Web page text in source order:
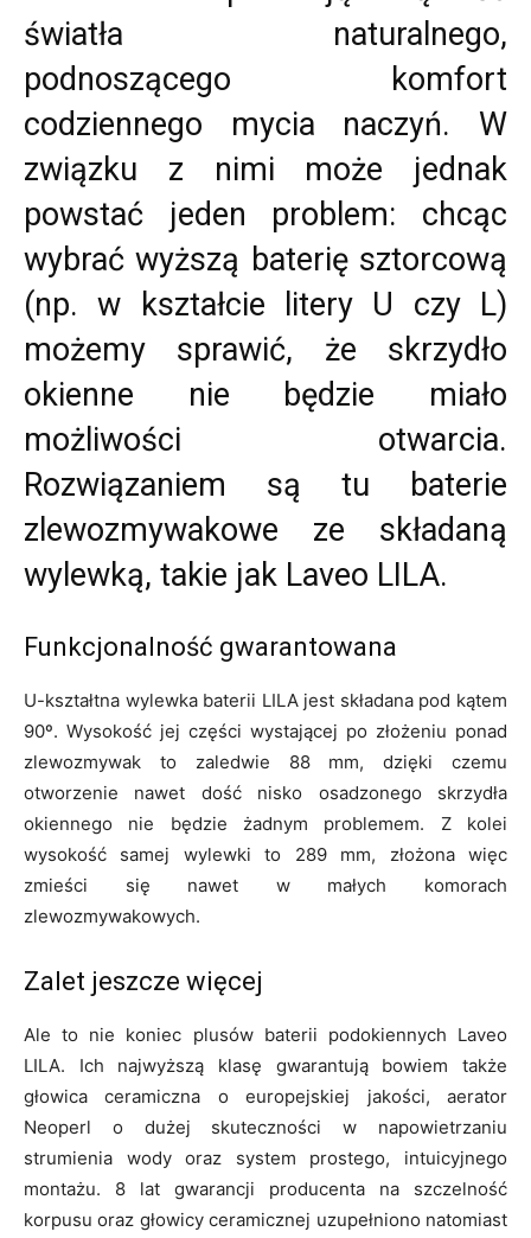
światła naturalnego,
podnoszącego komfort
codziennego mycia naczyń. W
związku z nimi może jednak
powstać jeden problem: chcąc
wybrać wyższą baterię sztorcową
(np. w kształcie litery U czy L)
możemy sprawić, że skrzydło
okienne nie będzie miało
możliwości otwarcia.
Rozwiązaniem są tu baterie
zlewozmywakowe ze składaną
wylewką, takie jak Laveo LILA.
Funkcjonalność gwarantowana
U-kształtna wylewka baterii LILA jest składana pod kątem
90º. Wysokość jej części wystającej po złożeniu ponad
zlewozmywak to zaledwie 88 mm, dzięki czemu
otworzenie nawet dość nisko osadzonego skrzydła
okiennego nie będzie żadnym problemem. Z kolei
wysokość samej wylewki to 289 mm, złożona więc
zmieści się nawet w małych komorach
zlewozmywakowych.
Zalet jeszcze więcej
Ale to nie koniec plusów baterii podokiennych Laveo
LILA. Ich najwyższą klasę gwarantują bowiem także
głowica ceramiczna o europejskiej jakości, aerator
Neoperl o dużej skuteczności w napowietrzaniu
strumienia wody oraz system prostego, intuicyjnego
montażu. 8 lat gwarancji producenta na szczelność
korpusu oraz głowicy ceramicznej uzupełniono natomiast